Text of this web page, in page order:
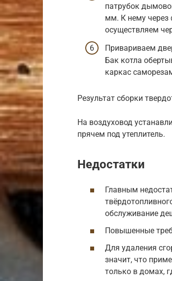
патрубок
мм. К нему через
осуществляем
Привариваем
Бак котла
каркас
Результат сборки
На воздуховод
прячем под утеплитель.
Недостатки
Главным
обслуживание
Повышенные
Для удаления
значит, что
только в домах,